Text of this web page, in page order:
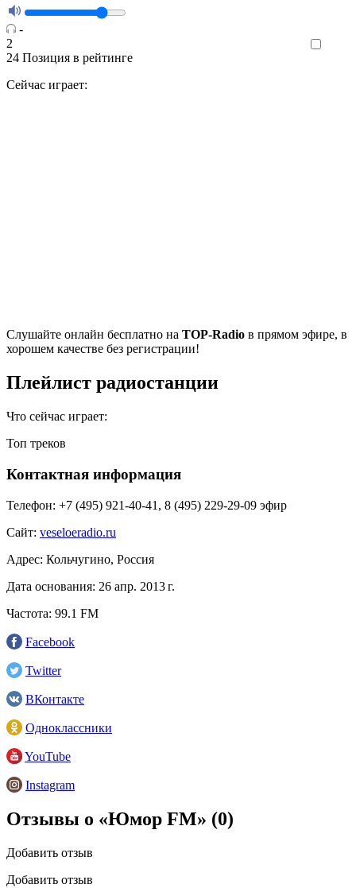
-
2
24 Позиция в рейтинге
Сейчас играет:
Cлушайте онлайн бесплатно на TOP-Radio в прямом эфире, в
хорошем качестве без регистрации!
Плейлист радиостанции
Что сейчас играет:
Топ треков
Контактная информация
Телефон: +7 (495) 921‑40-41, 8 (495) 229-29-09 эфир
Сайт: veseloeradio.ru
Адрес: Кольчугино, Россия
Дата основания: 26 апр. 2013 г.
Частота: 99.1 FM
Facebook
Twitter
ВКонтакте
Одноклассники
YouTube
Instagram
Отзывы о «Юмор FM» (0)
Добавить отзыв
Добавить отзыв